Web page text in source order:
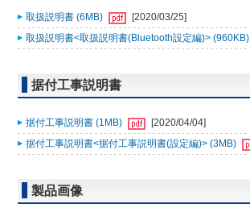
取扱説明書 (6MB)
[2020/03/25]
取扱説明書<取扱説明書(Bluetooth設定編)> (960KB)
据付工事説明書
据付工事説明書 (1MB)
[2020/04/04]
据付工事説明書<据付工事説明書(設定編)> (3MB)
製品画像